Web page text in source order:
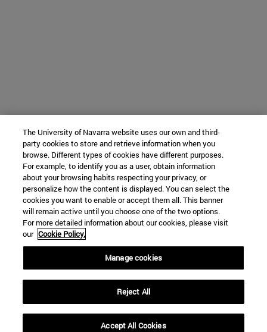
The University of Navarra website uses our own and third-
party cookies to store and retrieve information when you
browse. Different types of cookies have different purposes.
For example, to identify you as a user, obtain information
about your browsing habits respecting your privacy, or
personalize how the content is displayed. You can select the
cookies you want to enable or accept them all. This banner
will remain active until you choose one of the two options.
For more detailed information about our cookies, please visit
our Cookie Policy.
Manage cookies
Reject All
Accept All Cookies